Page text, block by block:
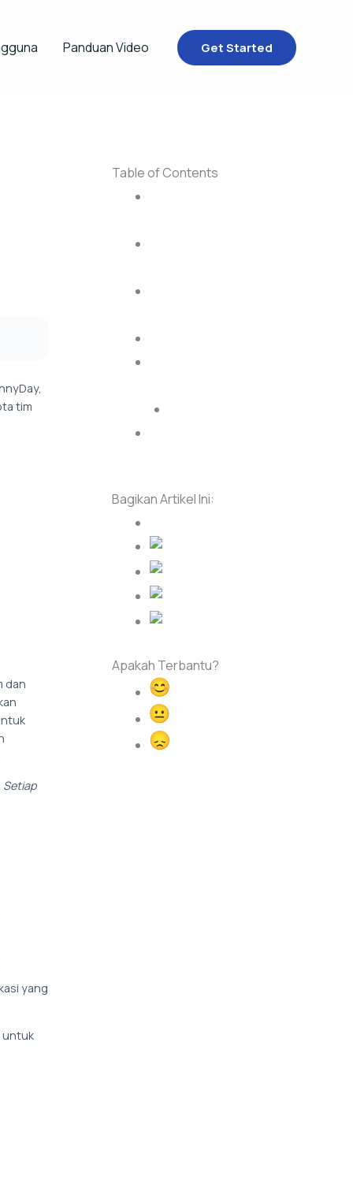
Panduan Video Get Started
tim
dan
Setiap
yang
untuk
Table of Contents
Bagikan Artikel Ini:
Apakah Terbantu?